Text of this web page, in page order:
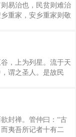
夫民劳苦困不足，则
在上而上不变，则万
饰智任诈，负力而
不廉而变，则暴人
易治也，民贫则难治
重家，安乡重家则敬
难治也。故治国常
，必先富民，然后治
制不一，号令不
富而粟多也。夫富国
国之急者，必先禁末
，粟多则国富。国富
广。是以先王知众
，上为列星。流于天
谓之圣人。是故民
可止以力，而可安以
敬守勿失，是谓成
凡心之刑，自充自
以忧乐喜怒欲利。能
心之情，利安以宁，
封禅。管仲曰：“古
夷吾所记者十有二